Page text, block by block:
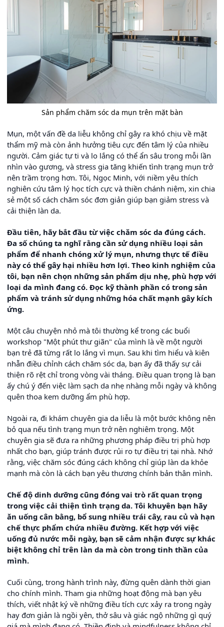
Sản phẩm chăm sóc da mụn trên mặt bàn
Mụn, một vấn đề da liễu không chỉ gây ra khó chịu về mặt
thẩm mỹ mà còn ảnh hưởng tiêu cực đến tâm lý của nhiều
người. Cảm giác tự ti và lo lắng có thể ẩn sâu trong mỗi lần
nhìn vào gương, và stress gia tăng khiến tình trạng mụn trở
nên trầm trọng hơn. Tôi, Ngọc Minh, với niềm yêu thích
nghiên cứu tâm lý học tích cực và thiền chánh niệm, xin chia
sẻ một số cách chăm sóc đơn giản giúp bạn giảm stress và
cải thiện làn da.
Đầu tiên, hãy bắt đầu từ việc chăm sóc da đúng cách.
Đa số chúng ta nghĩ rằng cần sử dụng nhiều loại sản
phẩm để nhanh chóng xử lý mụn, nhưng thực tế điều
này có thể gây hại nhiều hơn lợi. Theo kinh nghiệm của
tôi, bạn nên chọn những sản phẩm dịu nhẹ, phù hợp với
loại da mình đang có. Đọc kỹ thành phần có trong sản
phẩm và tránh sử dụng những hóa chất mạnh gây kích
ứng.
Một câu chuyện nhỏ mà tôi thường kể trong các buổi
workshop "Một phút thư giãn" của mình là về một người
bạn trẻ đã từng rất lo lắng vì mụn. Sau khi tìm hiểu và kiên
nhẫn điều chỉnh cách chăm sóc da, bạn ấy đã thấy sự cải
thiện rõ rệt chỉ trong vòng vài tháng. Điều quan trọng là bạn
ấy chú ý đến việc làm sạch da nhẹ nhàng mỗi ngày và không
quên thoa kem dưỡng ẩm phù hợp.
Ngoài ra, đi khám chuyên gia da liễu là một bước không nên
bỏ qua nếu tình trạng mụn trở nên nghiêm trọng. Một
chuyên gia sẽ đưa ra những phương pháp điều trị phù hợp
nhất cho bạn, giúp tránh được rủi ro tự điều trị tại nhà. Nhớ
rằng, việc chăm sóc đúng cách không chỉ giúp làn da khỏe
mạnh mà còn là cách bạn yêu thương chính bản thân mình.
Chế độ dinh dưỡng cũng đóng vai trò rất quan trọng
trong việc cải thiện tình trạng da. Tôi khuyên bạn hãy
ăn uống cân bằng, bổ sung nhiều trái cây, rau củ và hạn
chế thực phẩm chứa nhiều đường. Kết hợp với việc
uống đủ nước mỗi ngày, bạn sẽ cảm nhận được sự khác
biệt không chỉ trên làn da mà còn trong tinh thần của
mình.
Cuối cùng, trong hành trình này, đừng quên dành thời gian
cho chính mình. Tham gia những hoạt động mà bạn yêu
thích, viết nhật ký về những điều tích cực xảy ra trong ngày
hay đơn giản là ngồi yên, thở sâu và giác ngộ những gì quý